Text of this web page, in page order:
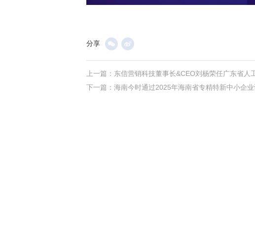
分享
上一篇：
下一篇： 海南今时通过2025年海南省专精特新中小企业